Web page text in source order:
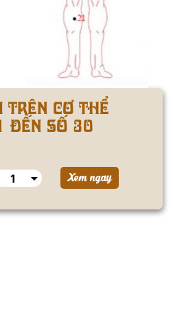
trên cơ thể
đến số 30